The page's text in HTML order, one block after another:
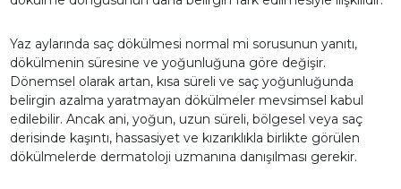
Yaz aylarında saç dökülmesi normal mi sorusunun yanıtı,
dökülmenin süresine ve yoğunluğuna göre değişir.
Dönemsel olarak artan, kısa süreli ve saç yoğunluğunda
belirgin azalma yaratmayan dökülmeler mevsimsel kabul
edilebilir. Ancak ani, yoğun, uzun süreli, bölgesel veya saç
derisinde kaşıntı, hassasiyet ve kızarıklıkla birlikte görülen
dökülmelerde dermatoloji uzmanına danışılması gerekir.